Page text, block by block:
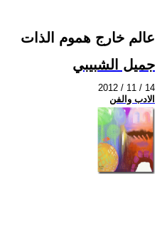
عالم خارج هموم الذات
جميل الشبيبي
2012 / 11 / 14
الادب والفن